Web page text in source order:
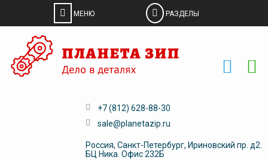
content
+7 (812) 628-88-30
sale@planetazip.ru
Россия, Санкт-Петербург, Ириновский пр. д2.
БЦ Ника. Офис 232Б